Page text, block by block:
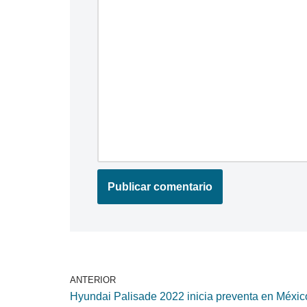
ANTERIOR
Hyundai Palisade 2022 inicia preventa en